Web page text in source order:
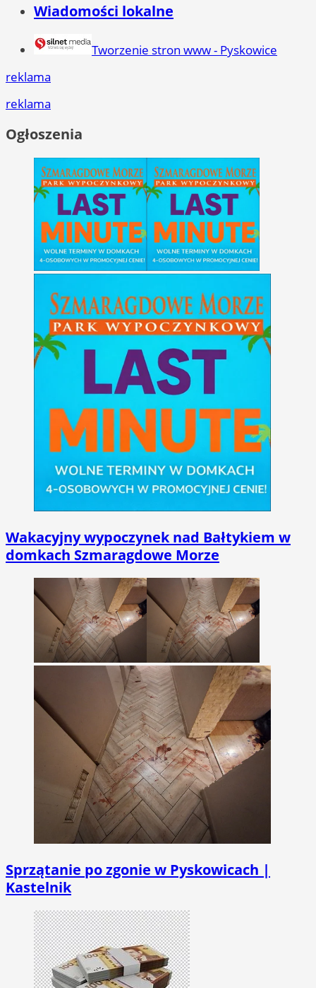
Wiadomości lokalne
Tworzenie stron www - Pyskowice
reklama
reklama
Ogłoszenia
Wakacyjny wypoczynek nad Bałtykiem w
domkach Szmaragdowe Morze
Sprzątanie po zgonie w Pyskowicach |
Kastelnik